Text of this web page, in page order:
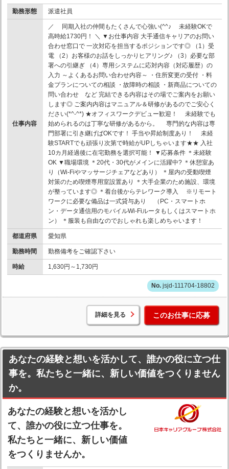
勤務形態 派遣社員
仕事内容
／ 同期入社の仲間もたくさんで心強い(^^♪ 未経験OKで
高時給1730円！ ＼ ▼お仕事内容 大手通信キャリアのお問い
合わせ窓口で 一次対応を担当するポジションです◎ （1）受
電 （2）お客様のお話をしっかりヒアリング♪ （3）必要な部
署への引継ぎ （4）専用システムに応対内容（対応履歴）の
入力 ～よくあるお問い合わせ内容～ ・住所変更の受付 ・料
金プランについての相談 ・故障時の相談 ・新商品についての
問い合わせ など 完結できる内容はその場でご案内をお願い
します◎ ご案内内容はマニュアル＆研修があるのでご安心く
ださい(*^-^*) ★オフィスワークデビュー歓迎！ 未経験でも
始められるのは丁寧な研修があるから。 専門的な内容は専
門部署に引き継げばOKです！ 手当や昇給制度あり！ 未経
験STARTでも頑張り次第で時給がUPしちゃいます★★ 入社
10カ月経過後に在宅勤務を選択可能！ ▼応募条件 ＊未経験
OK ▼職場環境 ＊20代・30代がメインに活躍中? ＊休憩室あ
り（Wi-Fiやマッサージチェアなどあり） ＊屋内の受動喫煙
対策のため喫煙専用室設置あり ＊大手企業のため施設、環境
が整っています◎ ＊着台後からテレワーク導入 ※リモート
ワークに必要な備品は一式貸与あり （PC・スマートホ
ン・データ通信用のモバイルWi-Fiルータもしくはスマートホ
ン） ＊服装も自由なのでおしゃれも楽しめちゃいます！
都道府県 愛知県
勤務時間 勤務備考をご確認下さい
時給 1,630円～1,730円
jsjd-111704-18802
詳細を見る このお仕事に応募
あなたの経験と想いを活かして、誰かの役に立つ仕
事を。私たちと一緒に、新しい価値をつくりません
か。
あなたの経験と想いを活かし
て、誰かの役に立つ仕事を。
私たちと一緒に、新しい価値
をつくりませんか。